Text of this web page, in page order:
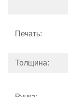
Печать:
Толщина: